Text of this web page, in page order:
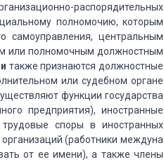
распорядительных
полномочию, которым
самоуправления, центральным
или полномочным должностным
также признаются должностные
или судебном органе
функции государства
предприятия), иностранные
споры в иностранных
(работники междуна
от ее имени), а также члены